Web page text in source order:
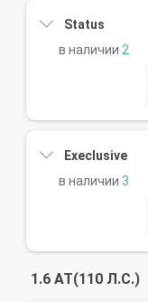
Status
2
Execlusive
3
1.6 AT(110 Л.С.)